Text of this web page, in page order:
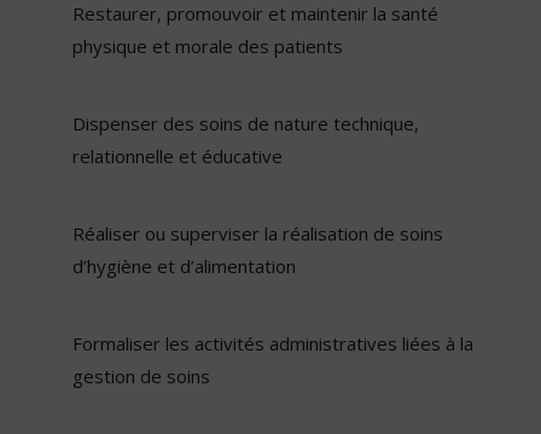
Restaurer, promouvoir et maintenir la santé
physique et morale des patients
Dispenser des soins de nature technique,
relationnelle et éducative
Réaliser ou superviser la réalisation de soins
d’hygiène et d’alimentation
Formaliser les activités administratives liées à la
gestion de soins